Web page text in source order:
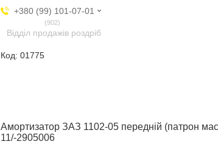
+380 (99) 101-07-01
902
Відділ продажів роздріб
01775
Амортизатор ЗАЗ 1102-05 передній (патрон
11/-2905006